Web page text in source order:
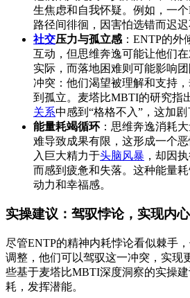
生焦虑和自我怀疑。例如，一
路径间徘徊，因害怕选错而迟迟
社交压力与孤立感 ：ENTP的
互动，但思维奔逸可能让他们
实际，而落地困难则可能影响
冲突：他们渴望被理解和支持
到孤立。麦塔比MBTI的研究指
关系中感到“格格不入”，这加剧
能量耗竭循环 ：思维奔逸消耗
难导致成果有限，这形成一个
入巨大精力于头脑风暴 ，却因
而感到疲惫和失落。这种能量
动力和幸福感。
实操建议：驾驭悖论，实现内
尽管ENTP的精神内耗悖论看似棘手
调整，他们可以驾驭这一冲突，实现
些基于麦塔比MBTI深度洞察的实操
耗，发挥潜能。